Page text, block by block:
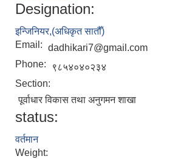
Designation:
इन्जिनियर,(अधिकृत सातौँ)
Email: dadhikari7@gmail.com
Phone:
९८५४०४०२३४
Section:
पूर्वाधार विकास तथा अनुगमन शाखा
status:
वर्तमान
Weight: